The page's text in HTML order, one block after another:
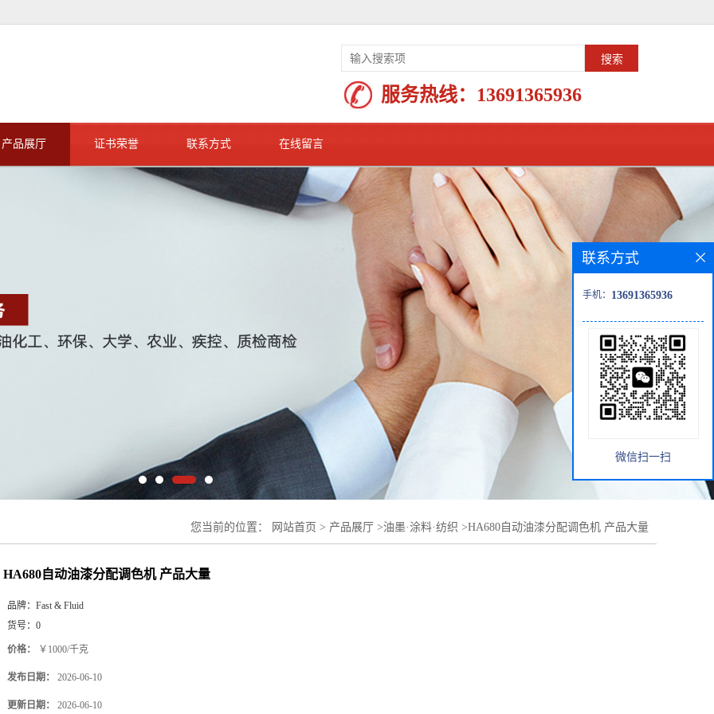
服务热线： 13691365936
产品展厅 证书荣誉 联系方式 在线留言
您当前的位置： 网站首页 > 产品展厅 >油墨·涂料·纺织 >HA680自动油漆分配调色机 产品大量
HA680自动油漆分配调色机 产品大量
品牌： Fast & Fluid
货号： 0
价格： ￥1000/千克
发布日期： 2026-06-10
更新日期： 2026-06-10
联系方式
手机： 13691365936
微信扫一扫